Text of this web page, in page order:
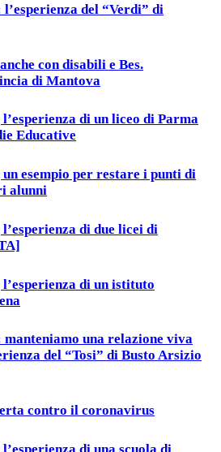
del “Verdi” di
con disabili e Bes.
di Mantova
di un liceo di Parma
Educative
esempio per restare i punti di
alunni
di due licei di
di un istituto
una relazione viva
del “Tosi” di Busto Arsizio
contro il coronavirus